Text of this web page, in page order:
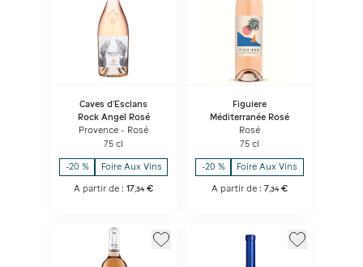
Caves d’Esclans
Rock Angel Rosé
Provence - Rosé
75 cl
-20 % Foire Aux Vins
A partir de :17,34 €
Figuiere
Méditerranée Rosé
Rosé
75 cl
-20 % Foire Aux Vins
A partir de : 7,34 €